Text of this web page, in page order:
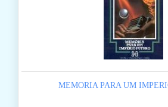
MEMORIA PARA UM